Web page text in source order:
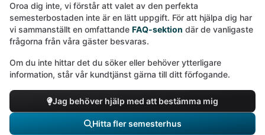
Oroa dig inte, vi förstår att valet av den perfekta
semesterbostaden inte är en lätt uppgift. För att hjälpa dig har
vi sammanställt en omfattande FAQ-sektion där de vanligaste
frågorna från våra gäster besvaras.
Om du inte hittar det du söker eller behöver ytterligare
information, står vår kundtjänst gärna till ditt förfogande.
Jag behöver hjälp med att bestämma mig
Hitta fler semesterhus